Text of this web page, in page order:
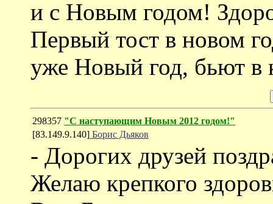
и с Новым годом!
Первый тост в новом
уже Новый год, бьют в
298357 "С наступающим Новым 2012 годом!"
[83.149.9.140] Борис Дьяков
- Дорогих друзей
Желаю крепкого